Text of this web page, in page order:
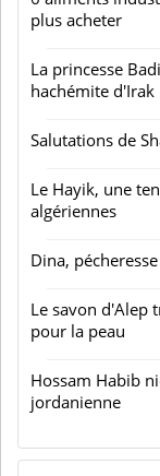
plus acheter
La princesse
hachémite d'Irak
Salutations de
Le Hayik, une
algériennes
Dina,
Le savon d'Alep
pour la peau
Hossam Habib
jordanienne